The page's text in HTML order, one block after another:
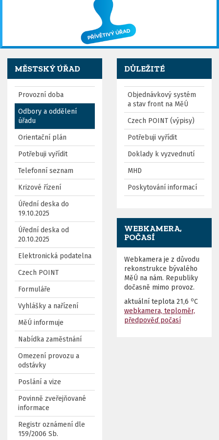
MĚSTSKÝ ÚŘAD
Provozní doba
Odbory a oddělení
úřadu
Orientační plán
Potřebuji vyřídit
Telefonní seznam
Krizové řízení
Úřední deska do
19.10.2025
Úřední deska od
20.10.2025
Elektronická podatelna
Czech POINT
Formuláře
Vyhlášky a nařízení
MěÚ informuje
Nabídka zaměstnání
Omezení provozu a
odstávky
Poslání a vize
Povinně zveřejňované
informace
Registr oznámení dle
159/2006 Sb.
DŮLEŽITÉ
Objednávkový systém
a stav front na MěÚ
Czech POINT (výpisy)
Potřebuji vyřídit
Doklady k vyzvednutí
MHD
Poskytování informací
WEBKAMERA,
POČASÍ
Webkamera je z důvodu
rekonstrukce bývalého
MěÚ na nám. Republiky
dočasně mimo provoz.
aktuální teplota 21,6 oC
webkamera, teploměr,
předpověď počasí